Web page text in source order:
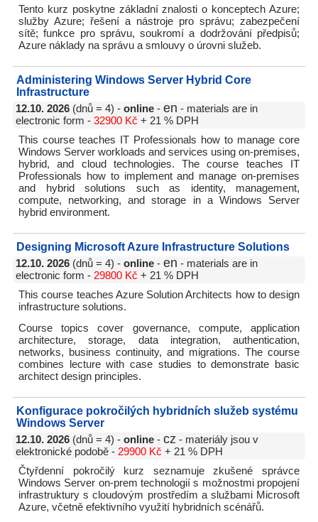
Tento kurz poskytne základní znalosti o konceptech Azure;
služby Azure; řešení a nástroje pro správu; zabezpečení
sítě; funkce pro správu, soukromí a dodržování předpisů;
Azure náklady na správu a smlouvy o úrovni služeb.
Administering Windows Server Hybrid Core
Infrastructure
12.10. 2026 (dnů = 4) - online - en - materials are in
electronic form - 32900 Kč + 21 % DPH
This course teaches IT Professionals how to manage core
Windows Server workloads and services using on-premises,
hybrid, and cloud technologies. The course teaches IT
Professionals how to implement and manage on-premises
and hybrid solutions such as identity, management,
compute, networking, and storage in a Windows Server
hybrid environment.
Designing Microsoft Azure Infrastructure Solutions
12.10. 2026 (dnů = 4) - online - en - materials are in
electronic form - 29800 Kč + 21 % DPH
This course teaches Azure Solution Architects how to design
infrastructure solutions.
Course topics cover governance, compute, application
architecture, storage, data integration, authentication,
networks, business continuity, and migrations. The course
combines lecture with case studies to demonstrate basic
architect design principles.
Konfigurace pokročilých hybridních služeb systému
Windows Server
12.10. 2026 (dnů = 4) - online - cz - materiály jsou v
elektronické podobě - 29900 Kč + 21 % DPH
Čtyřdenní pokročilý kurz seznamuje zkušené správce
Windows Server on-prem technologií s možnostmi propojení
infrastruktury s cloudovým prostředím a službami Microsoft
Azure, včetně efektivního využití hybridních scénářů.